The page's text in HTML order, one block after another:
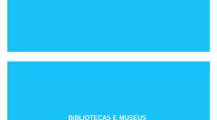
BIBLIOTECAS E MUSEUS